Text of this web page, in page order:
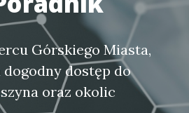
Górskiego Miasta,
dostęp do
oraz okolic